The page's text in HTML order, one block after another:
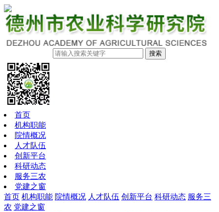
搜索
首页
机构职能
院情概况
人才队伍
创新平台
科研动态
服务三农
党建之窗
首页 机构职能 院情概况 人才队伍 创新平台 科研动态 服务三
农 党建之窗